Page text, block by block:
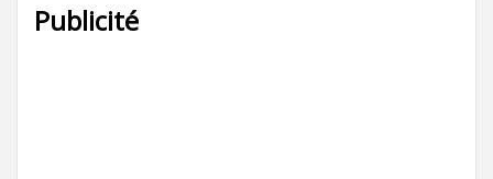
Publicité